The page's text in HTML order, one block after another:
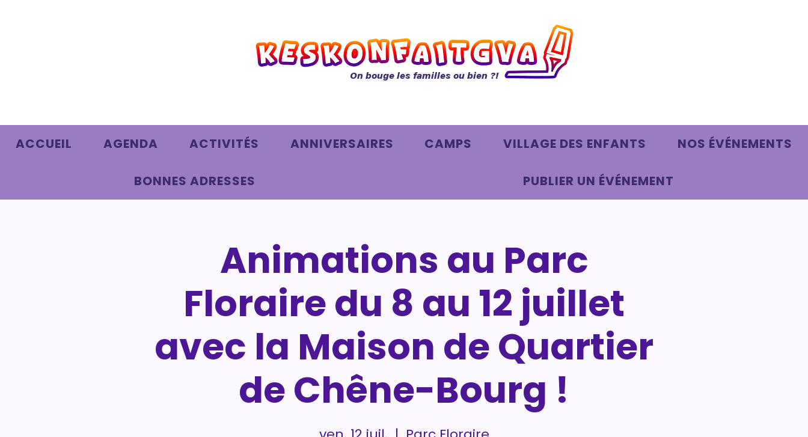
On bouge les familles ou bien ?!
ACCUEIL AGENDA ACTIVITÉS ANNIVERSAIRES CAMPS VILLAGE DES ENFANTS NOS ÉVÉNEMENTS
BONNES ADRESSES PUBLIER UN ÉVÉNEMENT
Animations au Parc
Floraire du 8 au 12 juillet
avec la Maison de Quartier
de Chêne-Bourg !